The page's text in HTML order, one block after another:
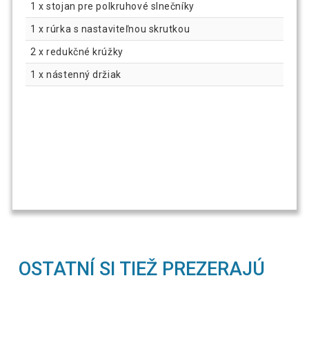
1 x stojan pre polkruhové slnečníky
1 x rúrka s nastaviteľnou skrutkou
2 x redukčné krúžky
1 x nástenný držiak
OSTATNÍ SI TIEŽ PREZERAJÚ